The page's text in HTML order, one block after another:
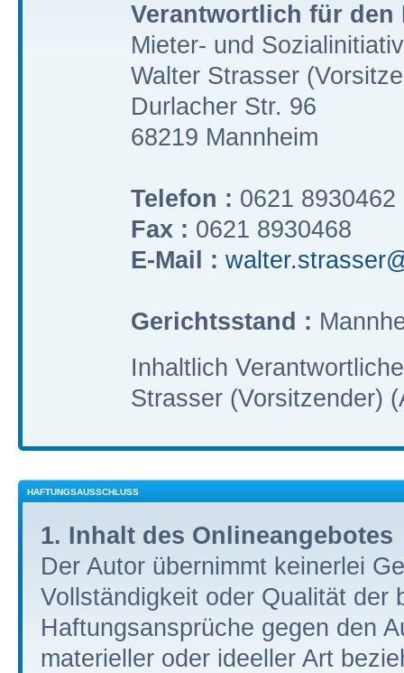
Verantwortlich für den
Mieter- und
Walter Strasser
Durlacher Str. 96
68219 Mannheim
Telefon : 0621 8930462
Fax : 0621 8930468
E-Mail :
Gerichtsstand :
Inhaltlich
Strasser (Vorsitzender)
HAFTUNGSAUSSCHLUSS
1. Inhalt des Onlineangebotes
Der Autor übernimmt keinerlei
Vollständigkeit oder Qualität der
Haftungsansprüche gegen den
materieller oder ideeller Art